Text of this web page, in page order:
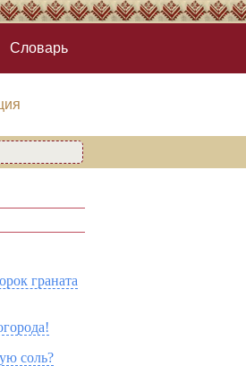
Словарь
граната
соль?